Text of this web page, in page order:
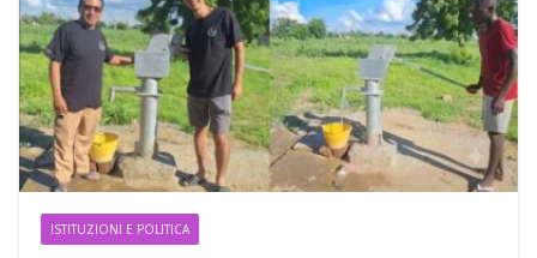
ISTITUZIONI E POLITICA